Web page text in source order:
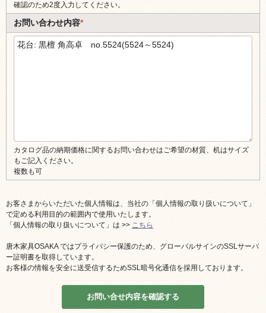
確認のため2度入力してください。
お問い合わせ内容*
カタログ品の納期価格に関するお問い合わせはご希望の材質、机はサイズ
もご記入ください。
複数も可
お客さまからいただいた個人情報は、当社の「個人情報の取り扱いについて」
で定める利用目的の範囲内で使用いたします。
「個人情報の取り扱いについて」は >> こちら
唐木家具OSAKA ではプライバシー保護のため、グローバルサインのSSLサーバ
ー証明書を取得しています。
お客様の情報を安全に送受信するためSSL暗号化通信を採用しております。
お問い合せ内容を確認する